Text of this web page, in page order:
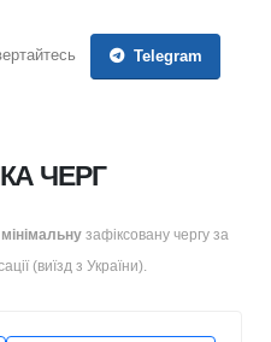
Telegram
ЧЕРГ
зафіксовану чергу за
(виїзд з України).